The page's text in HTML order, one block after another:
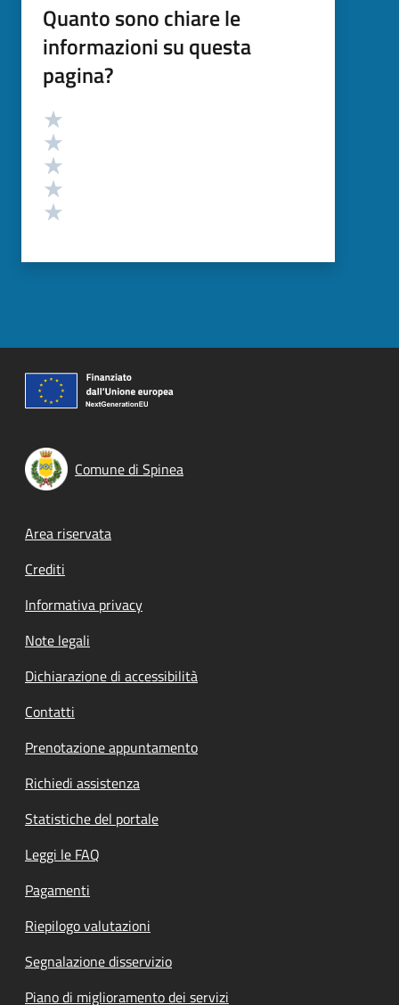
Quanto sono chiare le
informazioni su questa
pagina?
Valutazione
Comune di Spinea
Footer menu
Area riservata
Crediti
Informativa privacy
Note legali
Dichiarazione di accessibilità
Contatti
Prenotazione appuntamento
Richiedi assistenza
Statistiche del portale
Leggi le FAQ
Pagamenti
Riepilogo valutazioni
Segnalazione disservizio
Piano di miglioramento dei servizi